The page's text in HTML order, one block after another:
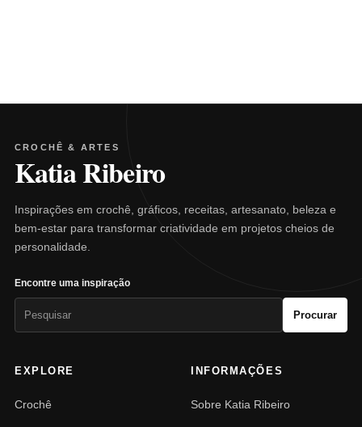
CROCHÊ & ARTES
Katia Ribeiro
Inspirações em crochê, gráficos, receitas, artesanato, beleza e
bem-estar para transformar criatividade em projetos cheios de
personalidade.
Encontre uma inspiração
Procurar
EXPLORE
Crochê
INFORMAÇÕES
Sobre Katia Ribeiro